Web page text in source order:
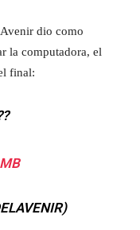
dio como
la computadora, el
final: